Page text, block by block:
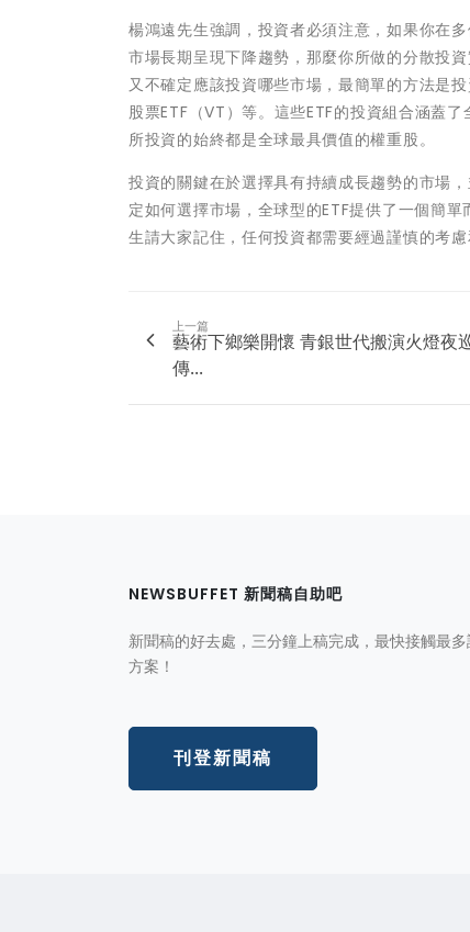
楊鴻遠先生強調，投資者必須注意，如果你在
市場長期呈現下降趨勢，那麼你所做的分散投
又不確定應該投資哪些市場，最簡單的方法是
股票ETF（VT）等。這些ETF的投資組合涵蓋
所投資的始終都是全球最具價值的權重股。
投資的關鍵在於選擇具有持續成長趨勢的市場
定如何選擇市場，全球型的ETF提供了一個簡
生請大家記住，任何投資都需要經過謹慎的考
上一篇
藝術下鄉樂開懷 青銀世代搬演火燈夜
傳...
NEWSBUFFET 新聞稿自助吧
新聞稿的好去處，三分鐘上稿完成，最快接觸最
方案！
刊登新聞稿